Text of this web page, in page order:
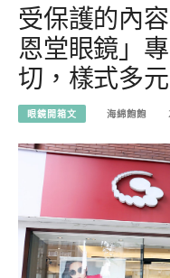
受保護的內
恩堂眼鏡」
切，樣式多元
眼鏡開箱文 海綿飽飽